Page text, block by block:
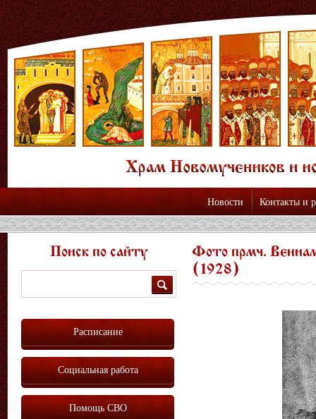
Новости Контакты и
Фото прмч.
(1928)
Поиск по сайту
Расписание
Социальная работа
Помощь СВО